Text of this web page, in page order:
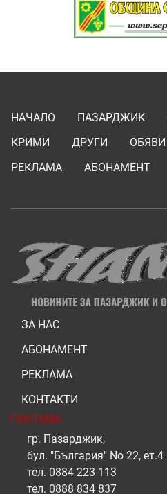
НАЧАЛО ПАЗАРДЖИК
КРИМИ
ДРУГИ ОБЯВИ
РЕКЛАМА
АБОНАМЕНТ
ЗА НАС
АБОНАМЕНТ
РЕКЛАМА
КОНТАКТИ
РЕКЛАМА
гр. Пазарджик,
бул. "България" No 22, ет.4
тел. 0884 223 113
тел. 0888 834 837